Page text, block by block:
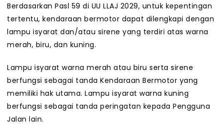
Berdasarkan Pasl 59 di UU LLAJ 2029, untuk kepentingan
tertentu, kendaraan bermotor dapat dilengkapi dengan
lampu isyarat dan/atau sirene yang terdiri atas warna
merah, biru, dan kuning.
Lampu isyarat warna merah atau biru serta sirene
berfungsi sebagai tanda Kendaraan Bermotor yang
memiliki hak utama. Lampu isyarat warna kuning
berfungsi sebagai tanda peringatan kepada Pengguna
Jalan lain.